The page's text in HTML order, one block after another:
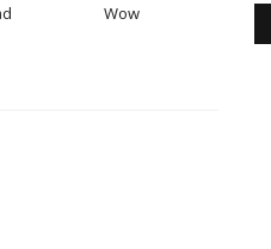
Wow